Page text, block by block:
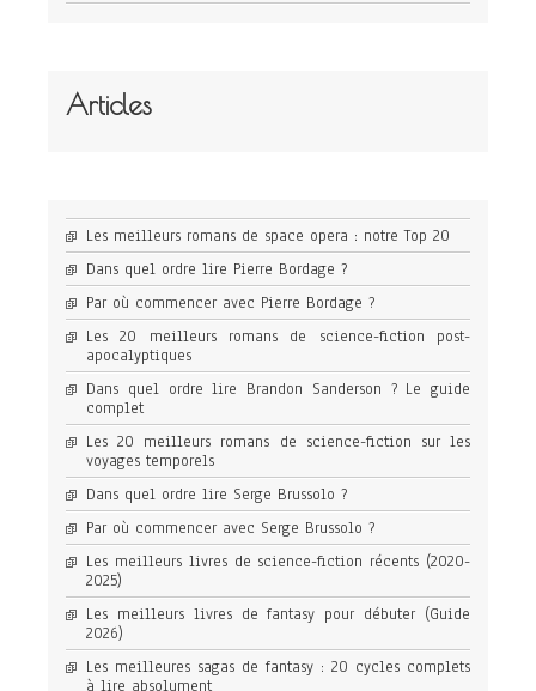
Articles
Les meilleurs romans de space opera : notre Top 20
Dans quel ordre lire Pierre Bordage ?
Par où commencer avec Pierre Bordage ?
Les 20 meilleurs romans de science-fiction post-
apocalyptiques
Dans quel ordre lire Brandon Sanderson ? Le guide
complet
Les 20 meilleurs romans de science-fiction sur les
voyages temporels
Dans quel ordre lire Serge Brussolo ?
Par où commencer avec Serge Brussolo ?
Les meilleurs livres de science-fiction récents (2020-
2025)
Les meilleurs livres de fantasy pour débuter (Guide
2026)
Les meilleures sagas de fantasy : 20 cycles complets
à lire absolument